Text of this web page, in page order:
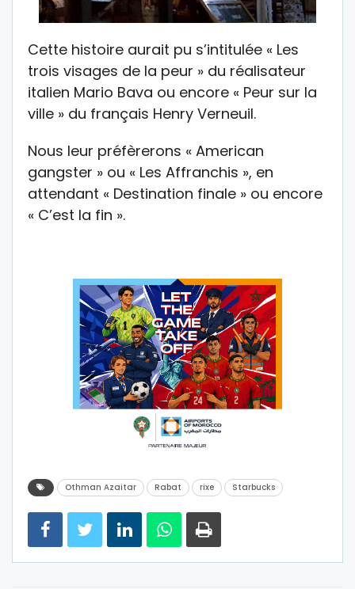
Cette histoire aurait pu s’intitulée « Les
trois visages de la peur » du réalisateur
italien Mario Bava ou encore « Peur sur la
ville » du français Henry Verneuil.
Nous leur préfèrerons « American
gangster » ou « Les Affranchis », en
attendant « Destination finale » ou encore
« C’est la fin ».
Othman Azaitar Rabat rixe Starbucks